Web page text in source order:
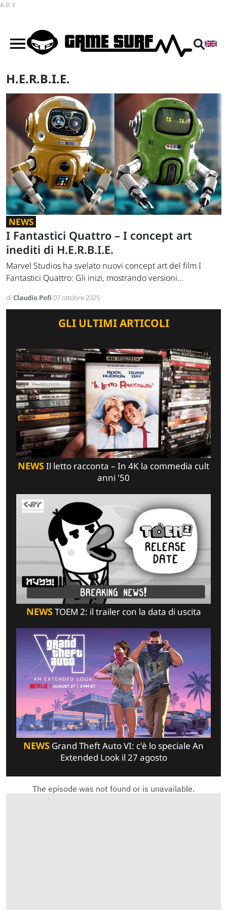
ADV
H.E.R.B.I.E.
NEWS
I Fantastici Quattro – I concept art
inediti di H.E.R.B.I.E.
Marvel Studios ha svelato nuovi concept art del film I
Fantastici Quattro: Gli inizi, mostrando versioni...
di Claudio Pofi 07 ottobre 2025
GLI ULTIMI ARTICOLI
NEWSIl letto racconta – In 4K la commedia cult
anni '50
NEWSTOEM 2: il trailer con la data di uscita
NEWS Grand Theft Auto VI: c'è lo speciale An
Extended Look il 27 agosto